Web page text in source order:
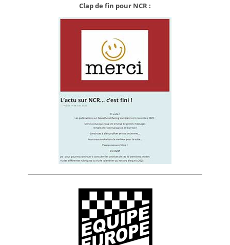
Clap de fin pour NCR :